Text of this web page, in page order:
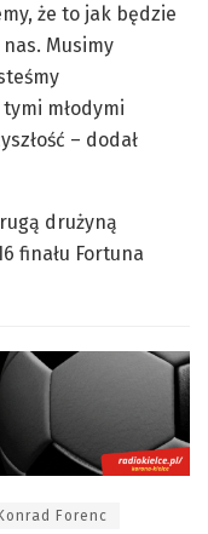
że to jak będzie
nas. Musimy
młodymi
– dodał
drużyną
finału Fortuna
Forenc